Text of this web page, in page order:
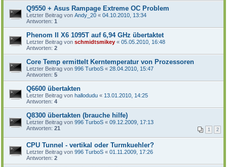
Q9550 + Asus Rampage Extreme OC Problem
Letzter Beitrag von Andy_20 « 04.10.2010, 13:34
Antworten: 1
Phenom II X6 1095T auf 6,94 GHz übertaktet
Letzter Beitrag von schmidtsmikey « 05.05.2010, 16:48
Antworten: 2
Core Temp ermittelt Kerntemperatur von Prozessoren
Letzter Beitrag von 996 TurboS « 28.04.2010, 15:47
Antworten: 5
Q6600 übertakten
Letzter Beitrag von hallodudu « 13.01.2010, 14:25
Antworten: 4
Q8300 übertakten (brauche hilfe)
Letzter Beitrag von 996 TurboS « 09.12.2009, 17:13
Antworten: 21 1 2
CPU Tunnel - vertikal oder Turmkuehler?
Letzter Beitrag von 996 TurboS « 01.11.2009, 17:26
Antworten: 2